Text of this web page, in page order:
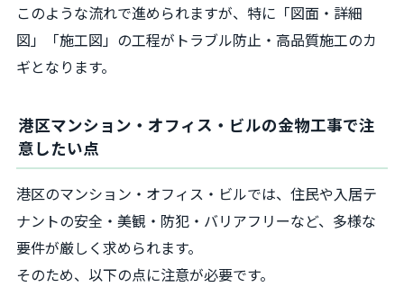
このような流れで進められますが、特に「図面・詳細
図」「施工図」の工程がトラブル防止・高品質施工のカ
ギとなります。
港区マンション・オフィス・ビルの金物工事で注
意したい点
港区のマンション・オフィス・ビルでは、住民や入居テ
ナントの安全・美観・防犯・バリアフリーなど、多様な
要件が厳しく求められます。
そのため、以下の点に注意が必要です。